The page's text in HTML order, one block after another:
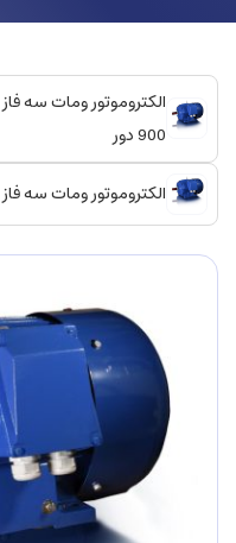
الکتروموتور ومات سه فاز
900 دور
الکتروموتور ومات سه فاز 3000 دور